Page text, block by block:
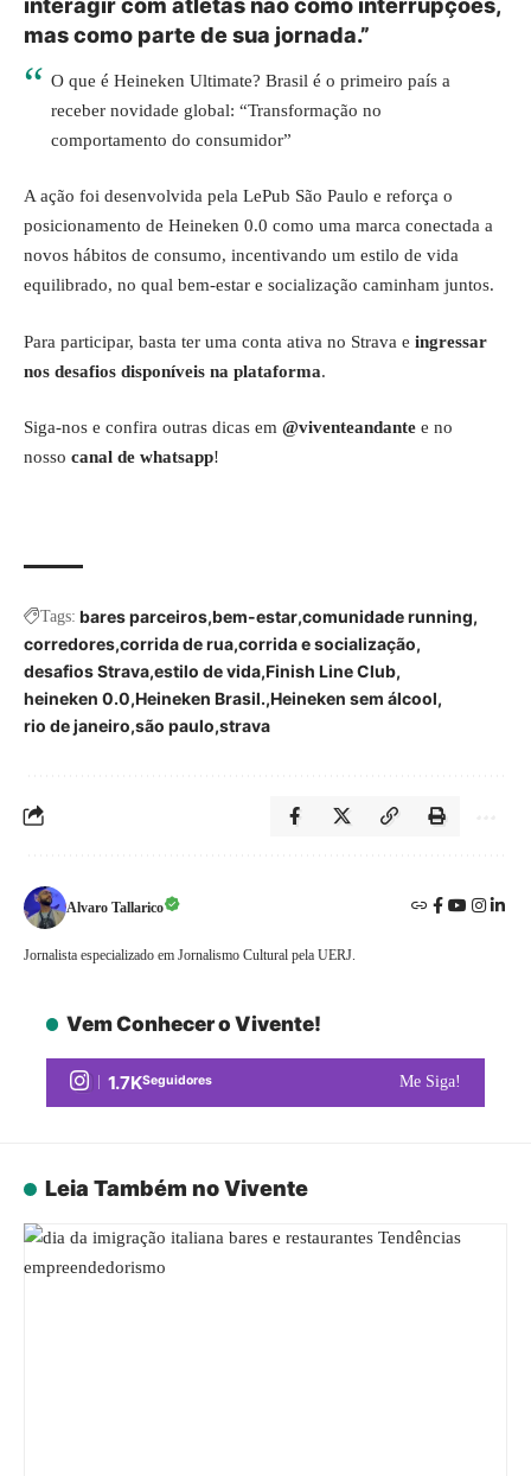
interagir com atletas não como interrupções,
mas como parte de sua jornada.”
O que é Heineken Ultimate? Brasil é o primeiro país a
receber novidade global: “Transformação no
comportamento do consumidor”
A ação foi desenvolvida pela LePub São Paulo e reforça o
posicionamento de Heineken 0.0 como uma marca conectada a
novos hábitos de consumo, incentivando um estilo de vida
equilibrado, no qual bem-estar e socialização caminham juntos.
Para participar, basta ter uma conta ativa no Strava e ingressar
nos desafios disponíveis na plataforma.
Siga-nos e confira outras dicas em @viventeandante e no
nosso canal de whatsapp!
Tags: bares parceiros bem-estar comunidade running
corredores corrida de rua corrida e socialização
desafios Strava estilo de vida Finish Line Club
heineken 0.0 Heineken Brasil. Heineken sem álcool
rio de janeiro são paulo strava
Alvaro Tallarico
Jornalista especializado em Jornalismo Cultural pela UERJ.
Vem Conhecer o Vivente!
1.7KSeguidores Me Siga!
Leia Também no Vivente